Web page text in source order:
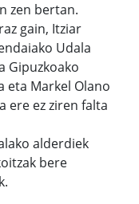
zen bertan.
gain, Itziar
Udala
Gipuzkoako
eta Markel Olano
ere ez ziren falta
alderdiek
bere